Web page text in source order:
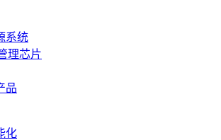
系统
理芯片
品
化